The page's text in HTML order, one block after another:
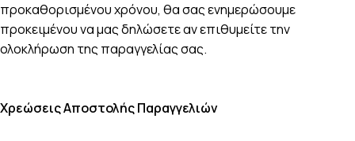
προκαθορισμένου χρόνου, θα σας ενημερώσουμε
προκειμένου να μας δηλώσετε αν επιθυμείτε την
ολοκλήρωση της παραγγελίας σας.
Χρεώσεις Αποστολής Παραγγελιών